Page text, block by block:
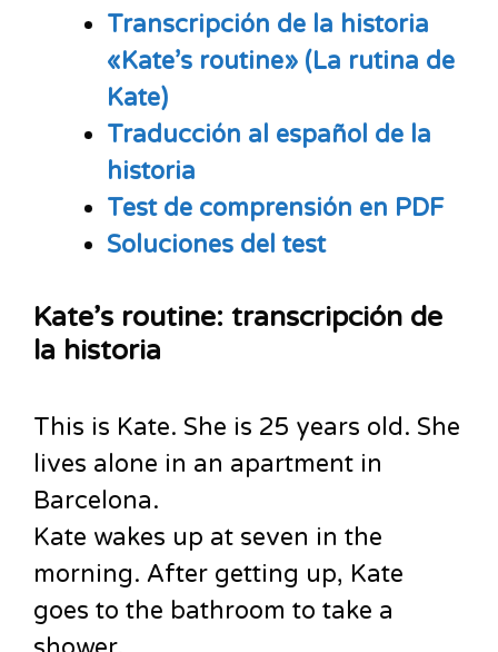
Transcripción de la historia
«Kate’s routine» (La rutina de
Kate)
Traducción al español de la
historia
Test de comprensión en PDF
Soluciones del test
Kate’s routine: transcripción de
la historia
This is Kate. She is 25 years old. She
lives alone in an apartment in
Barcelona.
Kate wakes up at seven in the
morning. After getting up, Kate
goes to the bathroom to take a